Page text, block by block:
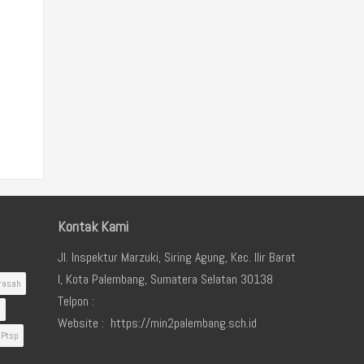
Ptsp
Kontak Kami
Jl. Inspektur Marzuki, Siring Agung, Kec. Ilir Barat
I, Kota Palembang, Sumatera Selatan 30138
Telpon :
Website : https://min2palembang.sch.id